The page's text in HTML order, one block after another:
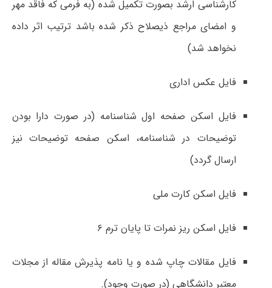
کارشناسی ارشد بصورت تکمیل شده (به فرمی که فاقد مهر
و امضای مراجع ذیصلاح ذکر شده باشد ترتیب اثر داده
نخواهد شد)
فایل عکس اداری
فایل اسکن صفحه اول شناسنامه (در صورت دارا بودن
توضیحات در شناسنامه، اسکن صفحه توضیحات نیز
ارسال گردد)
فایل اسکن کارت ملی
فایل اسکن ریز نمرات تا پایان ترم ۶
فایل مقالات چاپ شده و یا نامه پذیرش مقاله از مجلات
معتبر دانشگاهی (در صورت وجود).